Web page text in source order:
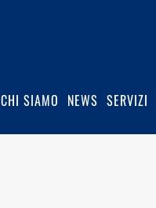
CHI SIAMO NEWS SERVIZI